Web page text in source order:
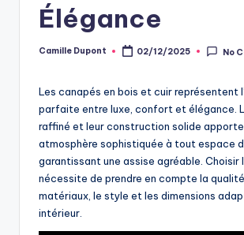
Élégance
Posted
Camille Dupont 02/12/2025 No
Les canapés en bois et cuir représentent
parfaite entre luxe, confort et élégance.
raffiné et leur construction solide
atmosphère sophistiquée à tout espace
garantissant une assise agréable. Choisir
nécessite de prendre en compte la
matériaux, le style et les dimensions
intérieur.